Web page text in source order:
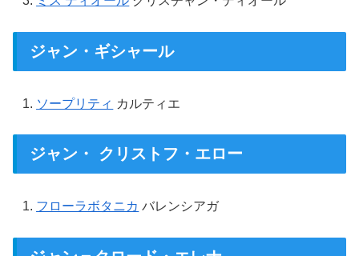
ジャン・ギシャール
ソープリティ カルティエ
ジャン・ クリストフ・エロー
フローラボタニカ バレンシアガ